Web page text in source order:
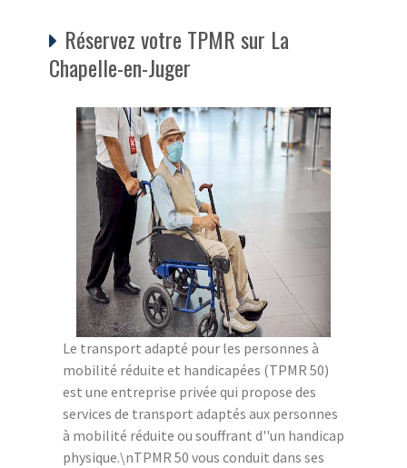
Réservez votre TPMR sur La
Chapelle-en-Juger
Le transport adapté pour les personnes à
mobilité réduite et handicapées (TPMR 50)
est une entreprise privée qui propose des
services de transport adaptés aux personnes
à mobilité réduite ou souffrant d''un handicap
physique.\nTPMR 50 vous conduit dans ses